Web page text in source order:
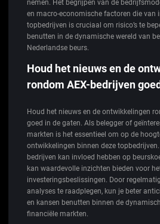
nemen. Het begrijpen van de
en macro-economische factoren die van
topbedrijven is cruciaal om risico’s te
benutten in de dynamische wereld van
Nederlandse beurs.
Houd het nieuws en de
rondom AEX-bedrijven
Houd het nieuws en de ontwikkelingen
goed in de gaten. Als belegger of
markten is het essentieel om op de
ontwikkelingen binnen deze
bedrijven kan invloed hebben op
kan waardevolle inzichten bieden voor
investeringsbeslissingen. Door
analyses te raadplegen, kun je beter
en kansen benutten binnen de
financiële markten.